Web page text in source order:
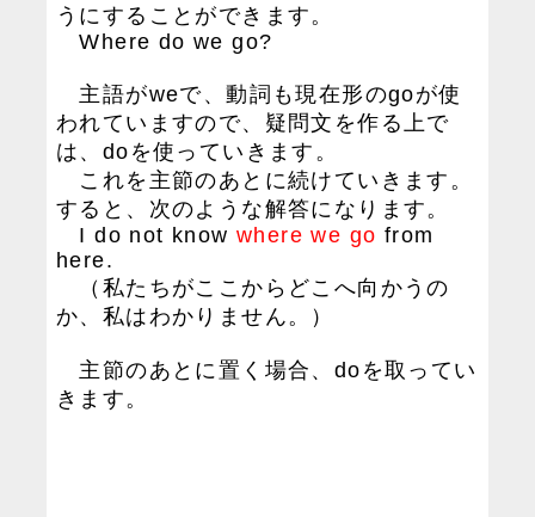
うにすることができます。
Where do we go?
主語がweで、動詞も現在形のgoが使
われていますので、疑問文を作る上で
は、doを使っていきます。
これを主節のあとに続けていきます。
すると、次のような解答になります。
I do not know where we go from
here.
（私たちがここからどこへ向かうの
か、私はわかりません。）
主節のあとに置く場合、doを取ってい
きます。